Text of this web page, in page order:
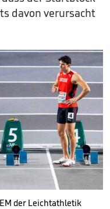
davon verursacht
der Leichtathletik